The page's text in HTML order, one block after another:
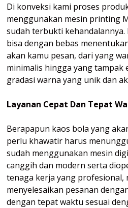
Di konveksi kami proses
menggunakan mesin printing
sudah terbukti kehandalannya.
bisa dengan bebas
akan kamu pesan, dari yang
minimalis hingga yang tampak
gradasi warna yang unik dan
Layanan Cepat Dan Tepat
Berapapun kaos bola yang
perlu khawatir harus
sudah menggunakan mesin
canggih dan modern serta
tenaga kerja yang profesional,
menyelesaikan pesanan
dengan tepat waktu sesuai